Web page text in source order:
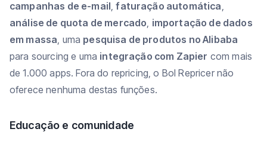
campanhas de e-mail,faturação automática,
análise de quota de mercado, importação de dados
em massa, uma pesquisa de produtos no Alibaba
para sourcing e uma integração com Zapier com mais
de 1.000 apps. Fora do repricing, o Bol Repricer não
oferece nenhuma destas funções.
Educação e comunidade